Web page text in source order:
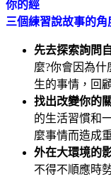
三個練習說故事的角
先去探索詢問
麼?你會因為
生的事情，回
找出改變你的
的生活習慣和
麼事情而造成
外在大環境的
不得不順應時